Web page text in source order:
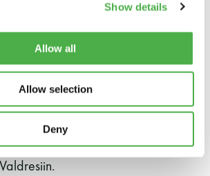
Show details
Allow all
Allow selection
Deny
ja Knut päättivät jakaa sen
ja omakohtaisen kokemuksen
vinkkejä badstue-
vaikutelmia sen
Kirja puhaltaa raikasta ilmaa
saa ihmiset
menemään luontoon, kohtamaan
ja päätymään vaikka